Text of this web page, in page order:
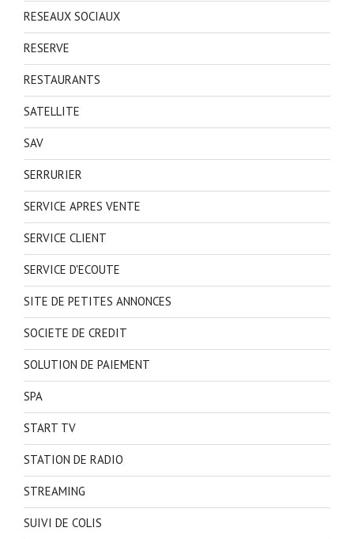
RESEAUX SOCIAUX
RESERVE
RESTAURANTS
SATELLITE
SAV
SERRURIER
SERVICE APRES VENTE
SERVICE CLIENT
SERVICE D'ECOUTE
SITE DE PETITES ANNONCES
SOCIETE DE CREDIT
SOLUTION DE PAIEMENT
SPA
START TV
STATION DE RADIO
STREAMING
SUIVI DE COLIS